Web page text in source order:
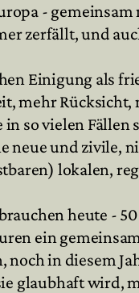
-
zerfällt, und
Einigung als
mehr
so vielen
neue und zivile,
lokalen,
heute -
ein
noch in diesem
glaubhaft wird,